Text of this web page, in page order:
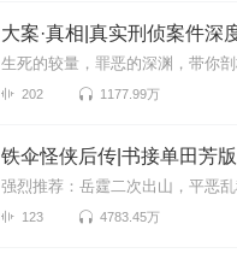
大案·真相|真实刑侦案件深
生死的较量，罪恶的深渊，带你
202 1177.99万
铁伞怪侠后传|书接单田芳
强烈推荐：岳霆二次出山，平恶乱
123 4783.45万